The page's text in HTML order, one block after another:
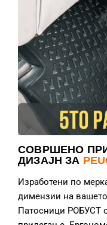
СОВРШЕНО
ДИЗАЈН ЗА
Изработени по
димензии на
Патосници РОБУСТ